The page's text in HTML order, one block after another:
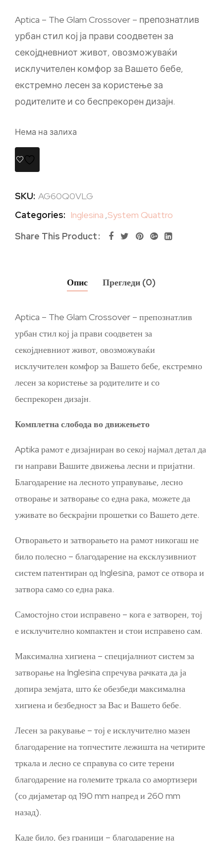
Aptica – The Glam Crossover – препознатлив
урбан стил кој ја прави соодветен за
секојдневниот живот, овозможуваќи
исклучителен комфор за Вашето бебе,
екстремно лесен за користење за
родителите и со беспрекорен дизајн.
Нема на залиха
SKU: AG60Q0VLG
Categories: Inglesina ,System Quattro
Share This Product
Опис Прегледи (0)
Aptica – The Glam Crossover – препознатлив
урбан стил кој ја прави соодветен за
секојдневниот живот, овозможуваќи
исклучителен комфор за Вашето бебе, екстремно
лесен за користење за родителите и со
беспрекорен дизајн.
Комплетна слобода во движењето
Aptika рамот е дизајниран во секој најмал детал да
ги направи Вашите движења лесни и пријатни.
Благодарение на лесното управување, лесно
отворање и затворање со една рака, можете да
уживате во бескрајни прошетки со Вашето дете.
Отворањето и затворањето на рамот никогаш не
било полесно – благодарение на ексклузивниот
систем патентиран од Inglesina, рамот се отвора и
затвора само со една рака.
Самостојно стои исправено – кога е затворен, тој
е исклучително компактен и стои исправено сам.
Максимална хигиена – специјалниот систем за
затворање на Inglesina спречува рачката да ја
допира земјата, што ќе обезбеди максимална
хигиена и безбедност за Вас и Вашето бебе.
Лесен за ракување – тој е исклучително мазен
благодарение на топчестите лежишта на четирите
тркала и лесно се справува со сите терени
благодарение на големите тркала со амортизери
(со дијаметар од 190 mm напред и 260 mm
назад).
Каде било, без граници – благодарение на